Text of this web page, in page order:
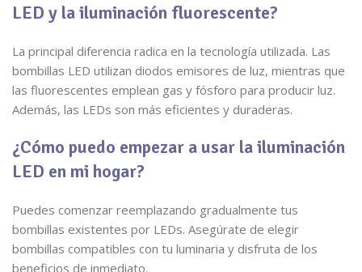
LED y la iluminación fluorescente?
La principal diferencia radica en la tecnología utilizada. Las
bombillas LED utilizan diodos emisores de luz, mientras que
las fluorescentes emplean gas y fósforo para producir luz.
Además, las LEDs son más eficientes y duraderas.
¿Cómo puedo empezar a usar la iluminación
LED en mi hogar?
Puedes comenzar reemplazando gradualmente tus
bombillas existentes por LEDs. Asegúrate de elegir
bombillas compatibles con tu luminaria y disfruta de los
beneficios de inmediato.